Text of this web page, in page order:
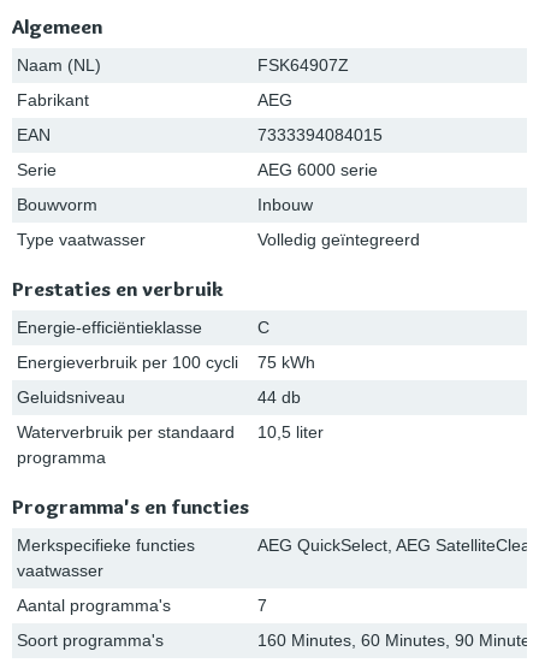
Algemeen
Naam (NL)
FSK64907Z
Fabrikant
AEG
EAN
7333394084015
Serie
AEG 6000 serie
Bouwvorm
Inbouw
Type vaatwasser
Volledig geïntegreerd
Prestaties en verbruik
Energie-efficiëntieklasse
C
Energieverbruik per 100 cycli
75 kWh
Geluidsniveau
44 db
Waterverbruik per standaard
programma
10,5 liter
Programma's en functies
Merkspecifieke functies
vaatwasser
AEG QuickSelect, AEG
Aantal programma's
7
Soort programma's
160 Minutes, 60 Minutes, 90